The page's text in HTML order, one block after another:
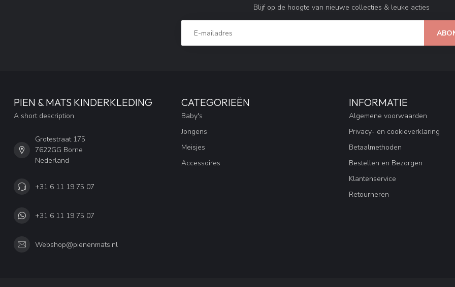
Blijf op de hoogte van nieuwe collecties & leuke acties
PIEN & MATS KINDERKLEDING
A short description
Grotestraat 175
7622GG Borne
Nederland
+31 6 11 19 75 07
+31 6 11 19 75 07
Webshop@pienenmats.nl
CATEGORIEËN
Baby's
Jongens
Meisjes
Accessoires
INFORMATIE
Algemene voorwaarden
Privacy- en cookieverklaring
Betaalmethoden
Bestellen en Bezorgen
Klantenservice
Retourneren